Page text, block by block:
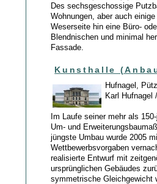
Des sechsgeschossige
Wohnungen, aber auch
Weserseite hin eine Büro-
Blendnischen und minimal
Fassade.
Kunsthalle
Hufnagel,
Karl Hufnagel
Im Laufe seiner mehr als
Um- und
jüngste Umbau wurde 2005
Wettbewerbsvorgaben
realisierte Entwurf mit
ursprünglichen Gebäudes
symmetrische Gleichgewicht